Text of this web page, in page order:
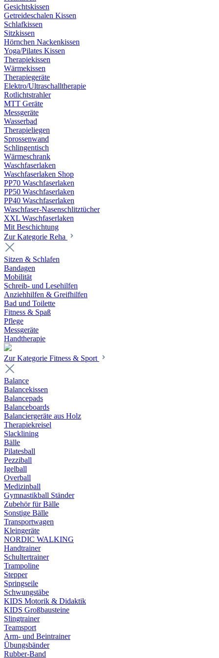
Gesichtskissen
Getreideschalen Kissen
Schlafkissen
Sitzkissen
Hörnchen Nackenkissen
Yoga/Pilates Kissen
Therapiekissen
Wärmekissen
Therapiegeräte
Elektro/Ultraschalltherapie
Rotlichtstrahler
MTT Geräte
Messgeräte
Wasserbad
Therapieliegen
Sprossenwand
Schlingentisch
Wärmeschrank
Waschfaserlaken
Waschfaserlaken Shop
PP70 Waschfaserlaken
PP50 Waschfaserlaken
PP40 Waschfaserlaken
Waschfaser-Nasenschlitztücher
XXL Waschfaserlaken
Mit Beschichtung
Zur Kategorie Reha
Sitzen & Schlafen
Bandagen
Mobilität
Schreib- und Lesehilfen
Anziehhilfen & Greifhilfen
Bad und Toilette
Fitness & Spaß
Pflege
Messgeräte
Handtherapie
Zur Kategorie Fitness & Sport
Balance
Balancekissen
Balancepads
Balanceboards
Balanciergeräte aus Holz
Therapiekreisel
Slacklining
Bälle
Pilatesball
Pezziball
Igelball
Overball
Medizinball
Gymnastikball Ständer
Zubehör für Bälle
Sonstige Bälle
Transportwagen
Kleingeräte
NORDIC WALKING
Handtrainer
Schultertrainer
Trampoline
Stepper
Springseile
Schwungstäbe
KIDS Motorik & Didaktik
KIDS Großbausteine
Slingtrainer
Teamsport
Arm- und Beintrainer
Übungsbänder
Rubber-Band